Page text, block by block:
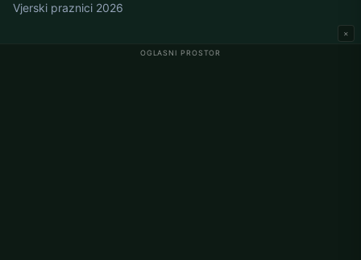
OGLASNI PROSTOR
×
Vjerski praznici 2026
Namaz vremena u Njemačkoj